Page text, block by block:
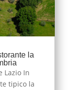
la
Lazio In
tipico la